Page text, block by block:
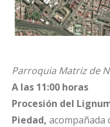
Parroquia Matriz de
A las 11:00 horas
Procesión del
Piedad, acompañada